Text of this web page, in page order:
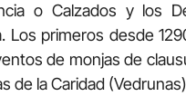
o Calzados y los
Los primeros desde
de monjas de
de la Caridad